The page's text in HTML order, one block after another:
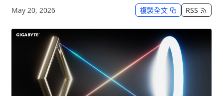
May 20, 2026 複製全文 RSS